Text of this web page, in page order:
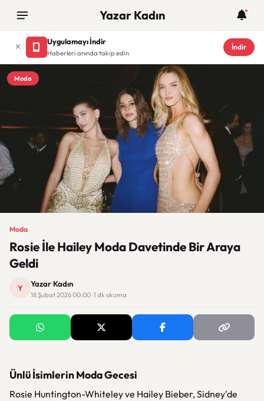
Yazar Kadın
Uygulamayı İndir
Haberleri anında takip edin
İndir
Moda
Moda
Rosie İle Hailey Moda Davetinde Bir Araya
Geldi
Y Yazar Kadın
18 Şubat 2026 00:00 · 1 dk okuma
Ünlü İsimlerin Moda Gecesi
Rosie Huntington-Whiteley ve Hailey Bieber, Sidney'de